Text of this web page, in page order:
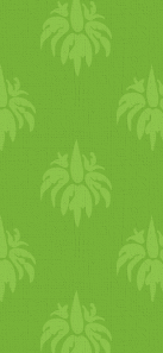
frissen
-
csíra)
illatát
Ennek